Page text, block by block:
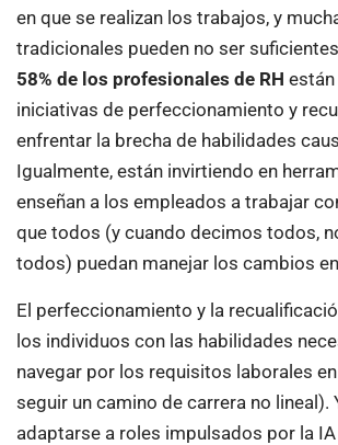
en que se realizan los trabajos, y
tradicionales pueden no ser
58% de los profesionales de RH
iniciativas de perfeccionamiento y
enfrentar la brecha de habilidades
Igualmente, están invirtiendo en
enseñan a los empleados a trabajar
que todos (y cuando decimos todos,
todos) puedan manejar los cambios
El perfeccionamiento y la
los individuos con las habilidades
navegar por los requisitos laborales
seguir un camino de carrera no lineal).
adaptarse a roles impulsados por la